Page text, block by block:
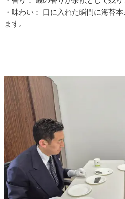
・味わい： 口に入れた瞬間に海苔
ます。